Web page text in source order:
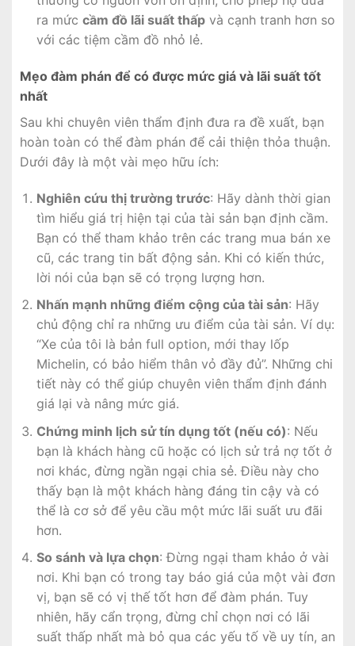
ra mức cầm đồ lãi suất thấpvà cạnh tranh hơn so
với các tiệm cầm đồ nhỏ lẻ.
Mẹo đàm phán để có được mức giá và lãi suất tốt
nhất
Sau khi chuyên viên thẩm định đưa ra đề xuất, bạn
hoàn toàn có thể đàm phán để cải thiện thỏa thuận.
Dưới đây là một vài mẹo hữu ích:
Nghiên cứu thị trường trước: Hãy dành thời gian
tìm hiểu giá trị hiện tại của tài sản bạn định cầm.
Bạn có thể tham khảo trên các trang mua bán xe
cũ, các trang tin bất động sản. Khi có kiến thức,
lời nói của bạn sẽ có trọng lượng hơn.
Nhấn mạnh những điểm cộng của tài sản: Hãy
chủ động chỉ ra những ưu điểm của tài sản. Ví dụ:
“Xe của tôi là bản full option, mới thay lốp
Michelin, có bảo hiểm thân vỏ đầy đủ”. Những chi
tiết này có thể giúp chuyên viên thẩm định đánh
giá lại và nâng mức giá.
Chứng minh lịch sử tín dụng tốt (nếu có): Nếu
bạn là khách hàng cũ hoặc có lịch sử trả nợ tốt ở
nơi khác, đừng ngần ngại chia sẻ. Điều này cho
thấy bạn là một khách hàng đáng tin cậy và có
thể là cơ sở để yêu cầu một mức lãi suất ưu đãi
hơn.
So sánh và lựa chọn: Đừng ngại tham khảo ở vài
nơi. Khi bạn có trong tay báo giá của một vài đơn
vị, bạn sẽ có vị thế tốt hơn để đàm phán. Tuy
nhiên, hãy cẩn trọng, đừng chỉ chọn nơi có lãi
suất thấp nhất mà bỏ qua các yếu tố về uy tín, an